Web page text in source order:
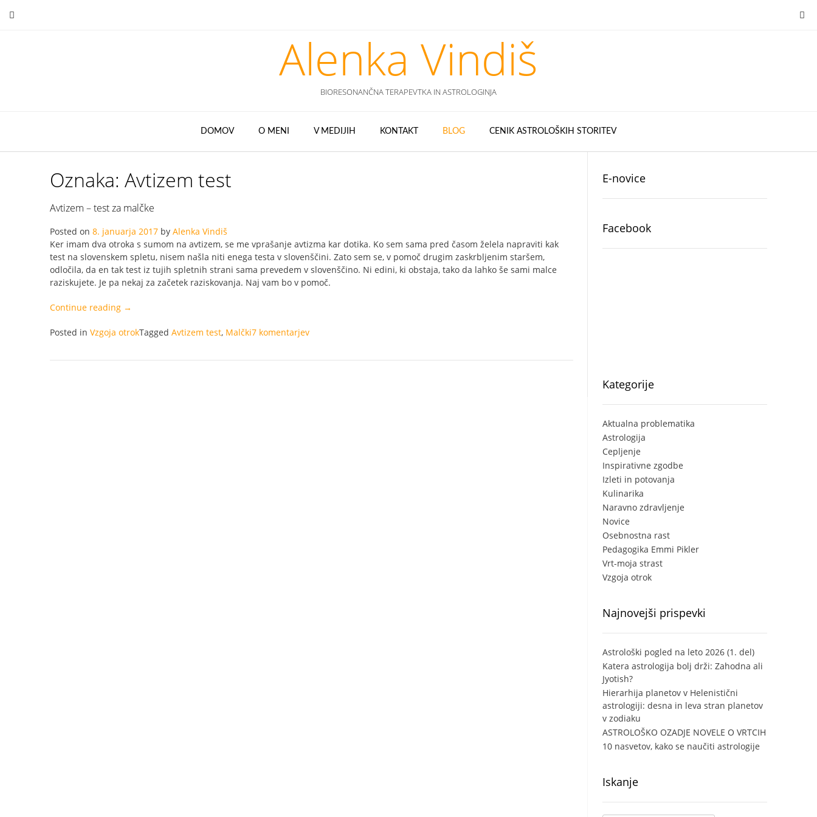
Alenka Vindiš
BIORESONANČNA TERAPEVTKA IN ASTROLOGINJA
DOMOV O MENI V MEDIJIH KONTAKT BLOG CENIK ASTROLOŠKIH STORITEV
Oznaka: Avtizem test
Avtizem – test za malčke
Posted on 8. januarja 2017 by Alenka Vindiš
Ker imam dva otroka s sumom na avtizem, se me vprašanje avtizma kar dotika. Ko sem sama pred časom želela napraviti kak
test na slovenskem spletu, nisem našla niti enega testa v slovenščini. Zato sem se, v pomoč drugim zaskrbljenim staršem,
odločila, da en tak test iz tujih spletnih strani sama prevedem v slovenščino. Ni edini, ki obstaja, tako da lahko še sami malce
raziskujete. Je pa nekaj za začetek raziskovanja. Naj vam bo v pomoč.
Continue reading “Avtizem
test
malčke”
→
Posted in Vzgoja otrokTagged Avtizem test, Malčki7 komentarjev
E-novice
Facebook
Kategorije
Aktualna problematika
Astrologija
Cepljenje
Inspirativne zgodbe
Izleti in potovanja
Kulinarika
Naravno zdravljenje
Novice
Osebnostna rast
Pedagogika Emmi Pikler
Vrt-moja strast
Vzgoja otrok
Najnovejši prispevki
Astrološki pogled na leto 2026 (1. del)
Katera astrologija bolj drži: Zahodna ali
Jyotish?
Hierarhija planetov v Helenistični
astrologiji: desna in leva stran planetov
v zodiaku
ASTROLOŠKO OZADJE NOVELE O VRTCIH
10 nasvetov, kako se naučiti astrologije
Iskanje